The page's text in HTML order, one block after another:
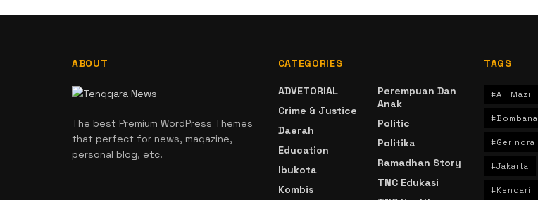
ABOUT
The best Premium WordPress Themes
that perfect for news, magazine,
personal blog, etc.
CATEGORIES
ADVETORIAL
Crime & Justice
Daerah
Education
Ibukota
Kombis
Perempuan Dan
Anak
Politic
Politika
Ramadhan Story
TNC Edukasi
TAGS
#Ali Mazi
#Bombana
#Gerindra
#Jakarta
#Kendari